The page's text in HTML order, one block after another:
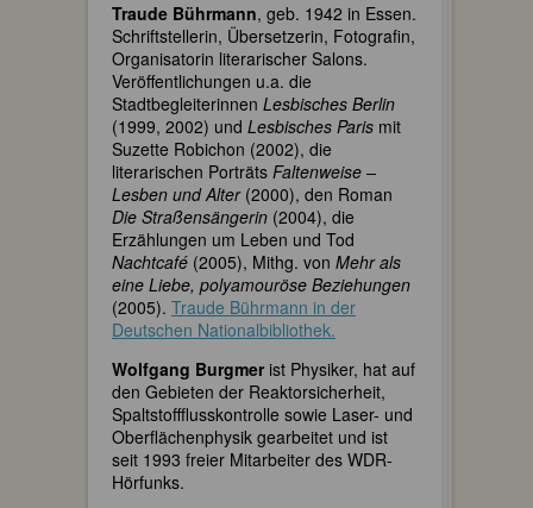
Traude Bührmann, geb. 1942 in Essen.
Schriftstellerin, Übersetzerin, Fotografin,
Organisatorin literarischer Salons.
Veröffentlichungen u.a. die
Stadtbegleiterinnen Lesbisches Berlin
(1999, 2002) und Lesbisches Paris mit
Suzette Robichon (2002), die
literarischen Porträts Faltenweise –
Lesben und Alter(2000), den Roman
Die Straßensängerin (2004), die
Erzählungen um Leben und Tod
Nachtcafé (2005), Mithg. von Mehr als
eine Liebe, polyamouröse Beziehungen
(2005). Traude Bührmann in der
Deutschen Nationalbibliothek.
Wolfgang Burgmerist Physiker, hat auf
den Gebieten der Reaktorsicherheit,
Spaltstoffflusskontrolle sowie Laser- und
Oberflächenphysik gearbeitet und ist
seit 1993 freier Mitarbeiter des WDR-
Hörfunks.